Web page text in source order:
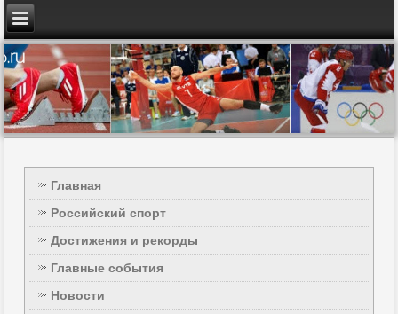
Главная
Российский спорт
Достижения и рекорды
Главные события
Новости